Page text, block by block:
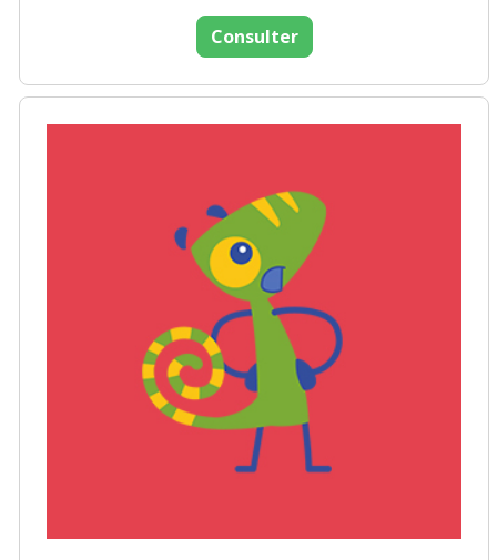
Consulter